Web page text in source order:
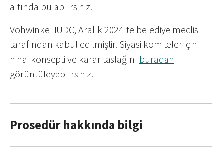
altında bulabilirsiniz.
Vohwinkel IUDC, Aralık 2024'te belediye meclisi
tarafından kabul edilmiştir. Siyasi komiteler için
nihai konsepti ve karar taslağını buradan
görüntüleyebilirsiniz.
Prosedür hakkında bilgi